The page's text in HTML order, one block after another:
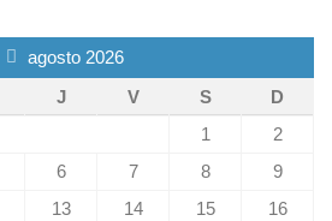
agosto 2026
J V S
D
1
2
6 7 8
9
13 14 15
16